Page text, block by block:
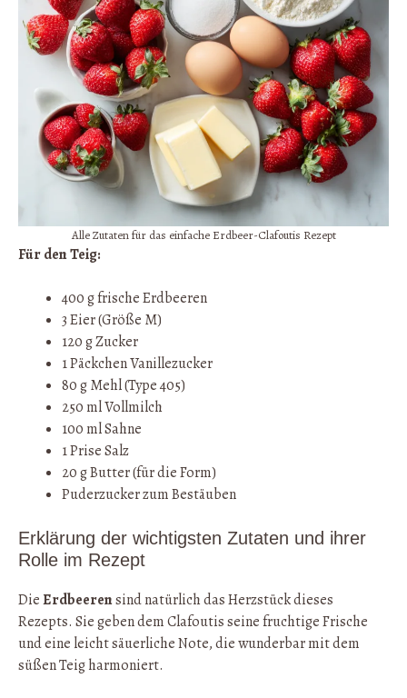
Alle Zutaten für das einfache Erdbeer-Clafoutis Rezept
Für den Teig:
400 g frische Erdbeeren
3 Eier (Größe M)
120 g Zucker
1 Päckchen Vanillezucker
80 g Mehl (Type 405)
250 ml Vollmilch
100 ml Sahne
1 Prise Salz
20 g Butter (für die Form)
Puderzucker zum Bestäuben
Erklärung der wichtigsten Zutaten und ihrer
Rolle im Rezept
DieErdbeerensind natürlich das Herzstück dieses
Rezepts. Sie geben dem Clafoutis seine fruchtige Frische
und eine leicht säuerliche Note, die wunderbar mit dem
süßen Teig harmoniert.